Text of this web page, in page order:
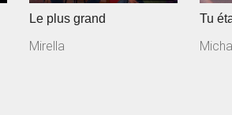
Le plus grand
Mirella
Tu